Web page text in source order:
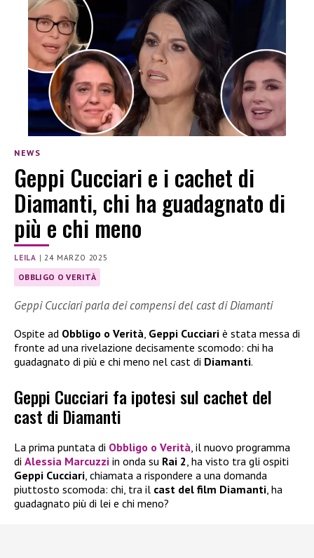
NEWS
Geppi Cucciari e i cachet di
Diamanti, chi ha guadagnato di
più e chi meno
LEILA | 24 MARZO 2025
OBBLIGO O VERITÀ
Geppi Cucciari parla dei compensi del cast di Diamanti
Ospite ad Obbligo o Verità Geppi Cucciari è stata messa di
fronte ad una rivelazione decisamente scomodo: chi ha
guadagnato di più e chi meno nel cast di Diamanti.
Geppi Cucciari fa ipotesi sul cachet del
cast di Diamanti
La prima puntata di Obbligo o Verità , il nuovo programma
di Alessia Marcuzzi in onda su Rai 2 , ha visto tra gli ospiti
Geppi Cucciari , chiamata a rispondere a una domanda
piuttosto scomoda: chi, tra il cast del film Diamanti , ha
guadagnato più di lei e chi meno?